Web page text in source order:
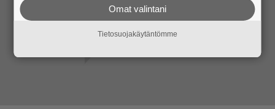
Omat valintani
Tietosuojakäytäntömme